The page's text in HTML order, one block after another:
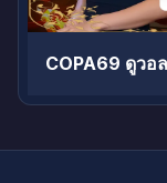
COPA69 ดูวอ